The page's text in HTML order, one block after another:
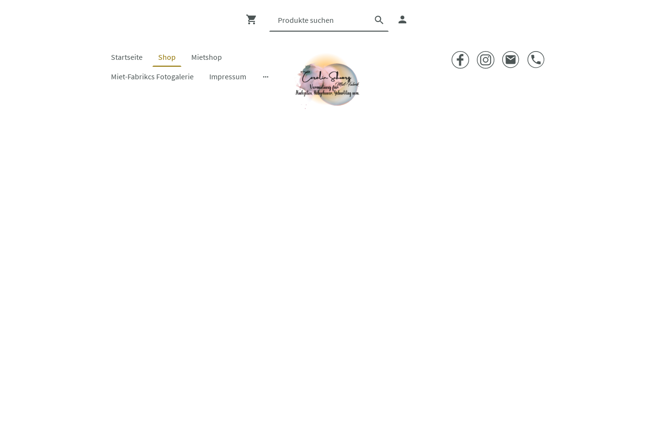
Startseite Shop
Mietshop
Miet-Fabrikcs Fotogalerie
Impressum